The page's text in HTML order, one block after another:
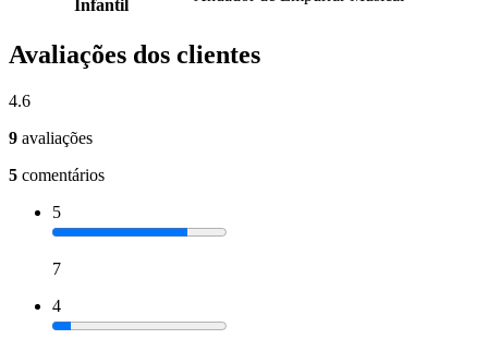
Infantil
Avaliações dos clientes
4.6
9 avaliações
5 comentários
5
7
4